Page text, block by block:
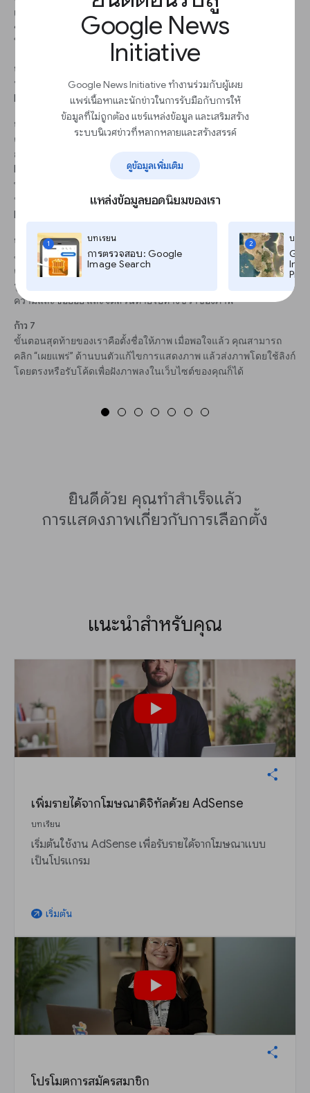
Google News
Initiative
Google News Initiative ทำงานร่วมกับผู้เผย
แพร่เนื้อหาและนักข่าวในการรับมือกับการให้
ข้อมูลที่ไม่ถูกต้อง แชร์แหล่งข้อมูล และเสริมสร้าง
ระบบนิเวศข่าวที่หลากหลายและสร้างสรรค์
ดูข้อมูลเพิ่มเติม
แหล่งข้อมูลยอดนิยมของเรา
1
บทเรียน
การตรวจสอบ: Google
Image Search
2
บทเ
Pro,
เพื่อทำความเข้าใจว่าตัวเลือกคอลัมน์นี้ทำงานอย่างไรและแสดง
ข้อมูลอย่างไร ดูว่าเลือกคอลัมน์ใดไว้ แล้วเปรียบเทียบกับสิ่งที่คุณเห็น
ในภาพที่แสดง
ก้าว 4
นำผู้สมัครทั้งหมดออกยกเว้น Joe Biden และ Kamala Harris แล้วเพิ่ม
Donald Trump กับ Mike Penceทีนี้ภาพของคุณควรมีหน้าตาแบบนี้
ก้าว 5
คอลัมน์ C ซึ่งสัมพันธ์กับหมวดหมู่ของการ์ดตามแผงข้อมูล ตอนนี้
กำหนดไว้ให้เป็นเพศ มาเปลี่ยนให้แสดงพรรคของผู้สมัครกันเถอะ
Biden และ Harris อยู่พรรค Democrat ส่วน Trump และ Pence อยู่
พรรค Republicanจากนั้นเราสามารถสลับไปดูตัวอย่างและเปลี่ยนสี
หมวดหมู่ให้สมาชิกพรรค Republican เป็นสีแดง และสมาชิกพรรค
ก้าว 6
ภาพยังออกมาไม่ค่อยดีนัก อยู่ในโหมดตัวอย่างต่อไปแล้วดูตัวเลือกที่
คุณสามารถเปลี่ยนแปลงเพิ่มเติมได้ตรงนี้ฉันกำหนดโหมดการผสม
รูปภาพไว้เป็น “ปกติ” ขยายขนาดแบบอักษรของข้อความส่วนเนื้อ
ความและชื่อย่อย และจัดส่วนท้ายไปทางขวาของภาพ
ก้าว 7
ขั้นตอนสุดท้ายของเราคือตั้งชื่อให้ภาพ เมื่อพอใจแล้ว คุณสามารถ
คลิก “เผยแพร่” ด้านบนตัวแก้ไขการแสดงภาพ แล้วส่งภาพโดยใช้ลิงก์
โดยตรงหรือรับโค้ดเพื่อฝังภาพลงในเว็บไซต์ของคุณก็ได้
ยินดีด้วย คุณทำสำเร็จแล้ว
การแสดงภาพเกี่ยวกับการเลือกตั้ง
แนะนำสำหรับคุณ
เพิ่มรายได้จากโฆษณาดิจิทัลด้วย AdSense
บทเรียน
เริ่มต้นใช้งาน AdSense เพื่อรับรายได้จากโฆษณาแบบ
เป็นโปรแกรม
arrow_outward เริ่มต้น
โปรโมตการสมัครสมาชิก